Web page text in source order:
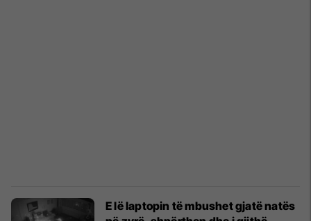
E lë laptopin të mbushet gjatë natës